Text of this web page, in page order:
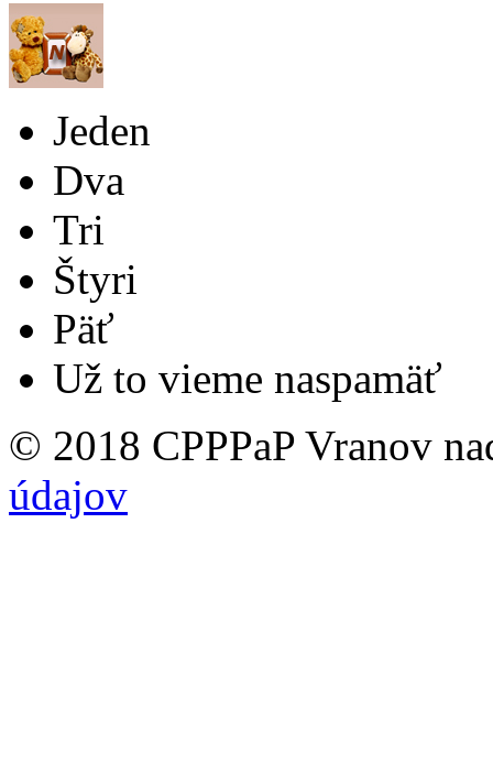
Jeden
Dva
Tri
Štyri
Päť
Už to vieme naspamäť
© 2018 CPPPaP Vranov
údajov